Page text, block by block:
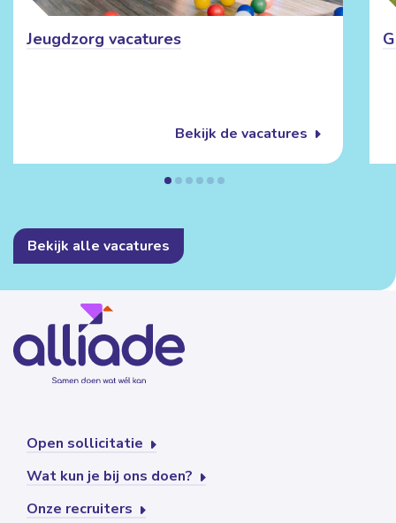
Jeugdzorg vacatures
Bekijk de vacatures
Bekijk alle vacatures
Open sollicitatie
Wat kun je bij ons doen?
Onze recruiters